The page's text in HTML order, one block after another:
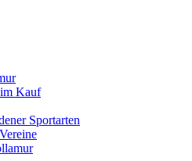
Kauf
Sportarten